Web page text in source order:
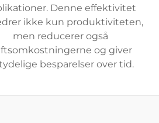
Denne effektivitet
ikke kun produktiviteten,
men reducerer også
og giver
besparelser over tid.